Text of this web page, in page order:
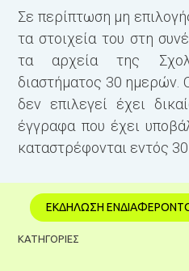
Σε περίπτωση μη
τα στοιχεία του στη
τα αρχεία της
διαστήματος 30 ημερών.
δεν επιλεγεί έχει
έγγραφα που έχει
καταστρέφονται εντός
ΕΚΔΗΛΩΣΗ
ΚΑΤΗΓΟΡΙΕΣ